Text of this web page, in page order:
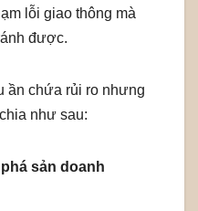
lỗi giao thông mà
được.
ần chứa rủi ro nhưng
như sau:
sản doanh